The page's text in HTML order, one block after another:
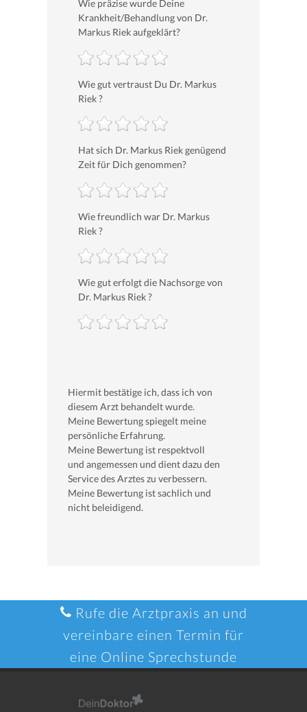
Wie präzise wurde Deine
Krankheit/Behandlung von Dr.
Markus Riek aufgeklärt?
Wie gut vertraust Du Dr. Markus
Riek ?
Hat sich Dr. Markus Riek genügend
Zeit für Dich genommen?
Wie freundlich war Dr. Markus
Riek ?
Wie gut erfolgt die Nachsorge von
Dr. Markus Riek ?
Hiermit bestätige ich, dass ich von
diesem Arzt behandelt wurde.
Meine Bewertung spiegelt meine
persönliche Erfahrung.
Meine Bewertung ist respektvoll
und angemessen und dient dazu den
Service des Arztes zu verbessern.
Meine Bewertung ist sachlich und
nicht beleidigend.
Rufe die Arztpraxis an und
vereinbare einen Termin für
eine Online Sprechstunde